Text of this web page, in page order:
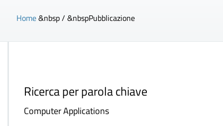
Home&nbsp / &nbspPubblicazione
Ricerca per parola chiave
Computer Applications